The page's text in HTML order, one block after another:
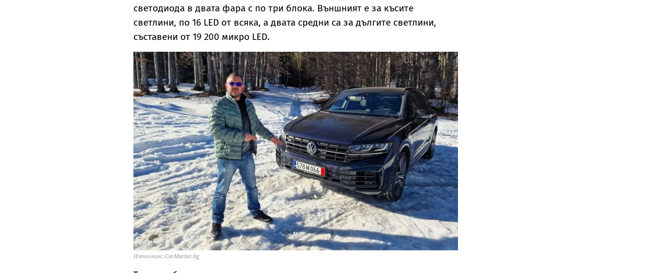
светодиода в двата фара с по три блока. Външният е за късите
светлини, по 16 LED от всяка, а двата средни са за дългите светлини,
съставени от 19 200 микро LED.
Източник: CarMarket.bg